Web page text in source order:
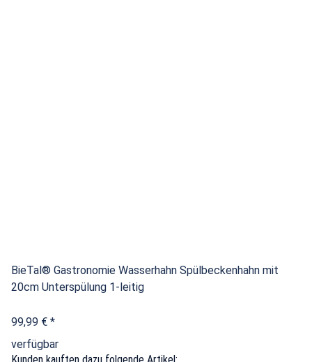
BieTal® Gastronomie Wasserhahn Spülbeckenhahn mit
20cm Unterspülung 1-leitig
99,99 € *
verfügbar